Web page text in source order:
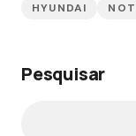
HYUNDAI
Pesquisar